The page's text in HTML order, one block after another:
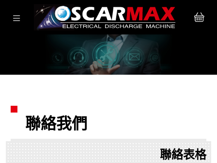
聯絡我們
聯絡表格